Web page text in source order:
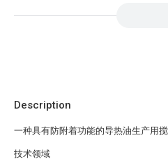
Description
一种具有防附着功能的导热油生产用
技术领域